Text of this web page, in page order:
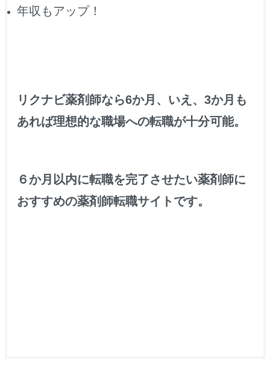
年収もアップ！
リクナビ薬剤師なら6か月、いえ、3か月も
あれば理想的な職場への転職が十分可能。
６か月以内に転職を完了させたい薬剤師に
おすすめの薬剤師転職サイトです。